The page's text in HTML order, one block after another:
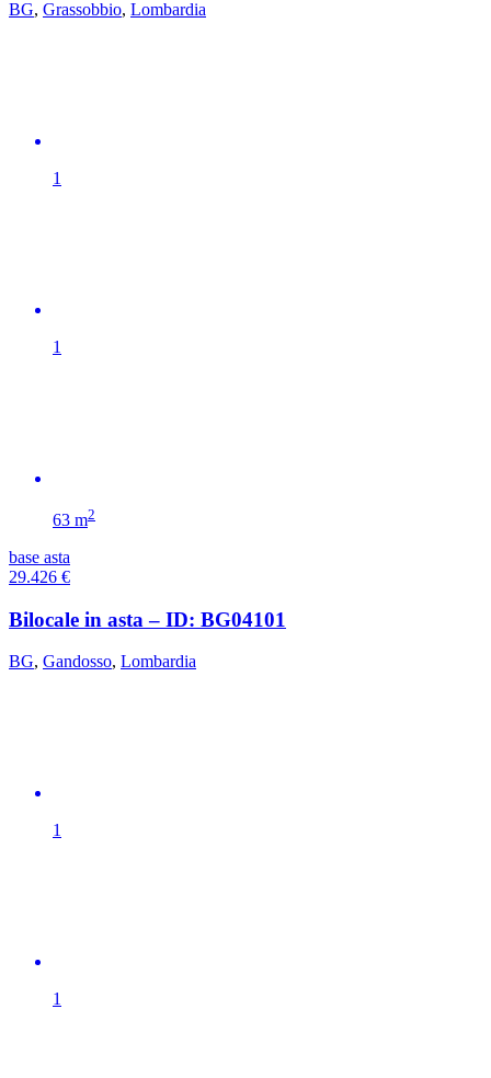
BG, Grassobbio, Lombardia
1
1
63 m2
base asta
29.426 €
Bilocale in asta – ID: BG04101
BG, Gandosso, Lombardia
1
1